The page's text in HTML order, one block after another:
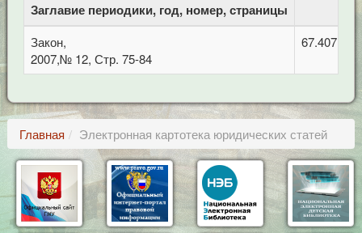
Заглавие периодики, год, номер, страницы
Закон,
2007,№ 12, Стр. 75-84
67.407
Главная Электронная картотека юридических статей